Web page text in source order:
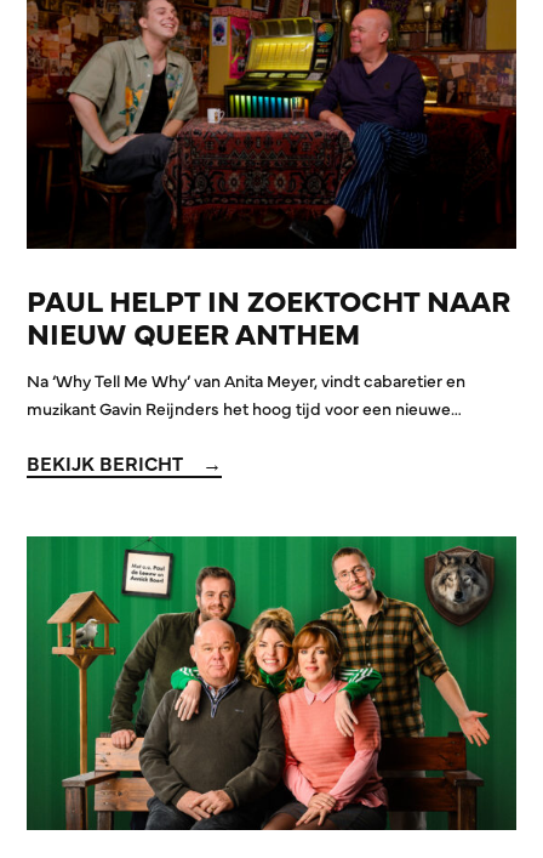
PAUL HELPT IN ZOEKTOCHT NAAR
NIEUW QUEER ANTHEM
Na ‘Why Tell Me Why’ van Anita Meyer, vindt cabaretier en
muzikant Gavin Reijnders het hoog tijd voor een nieuwe…
BEKIJK BERICHT